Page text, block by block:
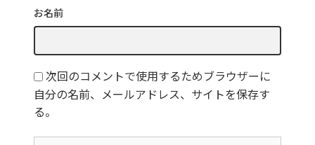
お名前
次回のコメントで使用するためブラウザーに
自分の名前、メールアドレス、サイトを保存す
る。